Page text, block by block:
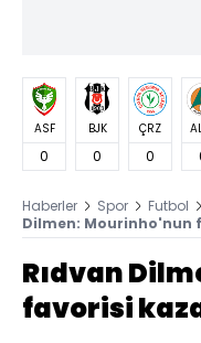
ASF
0
BJK
0
ÇRZ
0
Haberler Spor Futbol
Dilmen: Mourinho'nun
Rıdvan
favorisi